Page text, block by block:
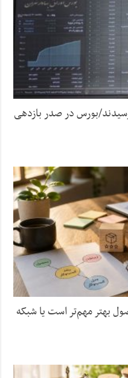
بورس در صدر بازدهی
بهتر مهم‌تر است یا شبکه